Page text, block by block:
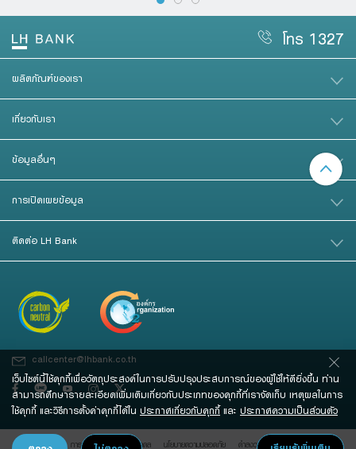
โทร 1327
ผลิตภัณฑ์ของเรา
เกี่ยวกับเรา
ข้อมูลอื่นๆ
การเปิดเผยข้อมูล
ติดต่อ LH Bank
callcenter@lhbank.co.th
การคุ้มครองข้อมูลส่วนบุคคล นโยบายความปลอดภัย คําสงวนสิทธิ์
เว็บไซต์นี้ใช้คุกกี้เพื่อวัตถุประสงค์ในการปรับปรุงประสบการณ์ของผู้ใช้ให้ดียิ่งขึ้น ท่าน
สามารถศึกษารายละเอียดเพิ่มเติมเกี่ยวกับประเภทของคุกกี้ที่เราจัดเก็บ เหตุผลในการ
ใช้คุกกี้ และวิธีการตั้งค่าคุกกี้ได้ใน ประกาศเกี่ยวกับคุกกี้และ ประกาศความเป็นส่วนตัว